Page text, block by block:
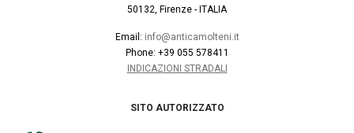
50132, Firenze - ITALIA
Email: info@anticamolteni.it
Phone: +39 055 578411
INDICAZIONI STRADALI
SITO AUTORIZZATO